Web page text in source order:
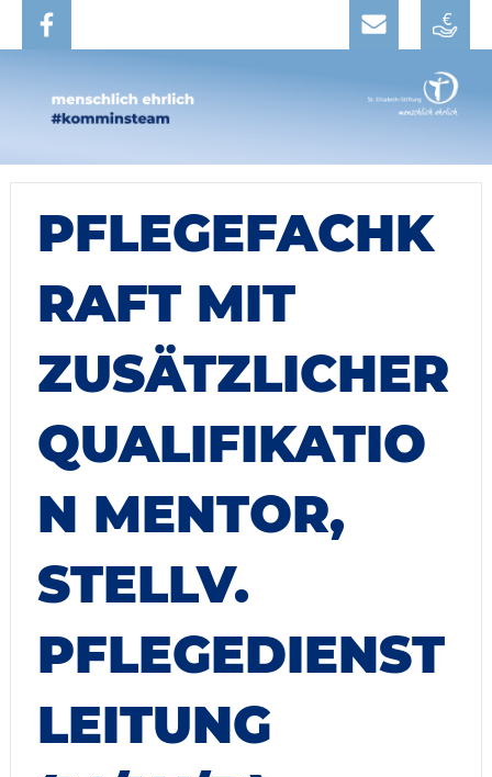
PFLEGEFACHK
RAFT MIT
ZUSÄTZLICHER
QUALIFIKATIO
N MENTOR,
STELLV.
PFLEGEDIENST
LEITUNG